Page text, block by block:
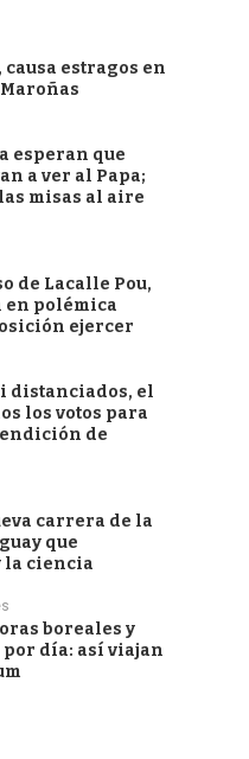
estragos en
esperan que
a ver al Papa;
misas al aire
de Lacalle Pou,
en polémica
ejercer
distanciados, el
los votos para
de
carrera de la
que
la ciencia
boreales y
por día: así viajan